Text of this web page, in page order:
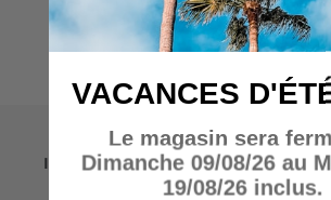
Informations
VACANCES
Le magasin sera
Dimanche 09/08/26 au
19/08/26 inclus.